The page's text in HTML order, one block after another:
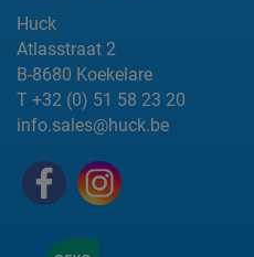
Huck
Atlasstraat 2
B-8680 Koekelare
T +32 (0) 51 58 23 20
info.sales@huck.be